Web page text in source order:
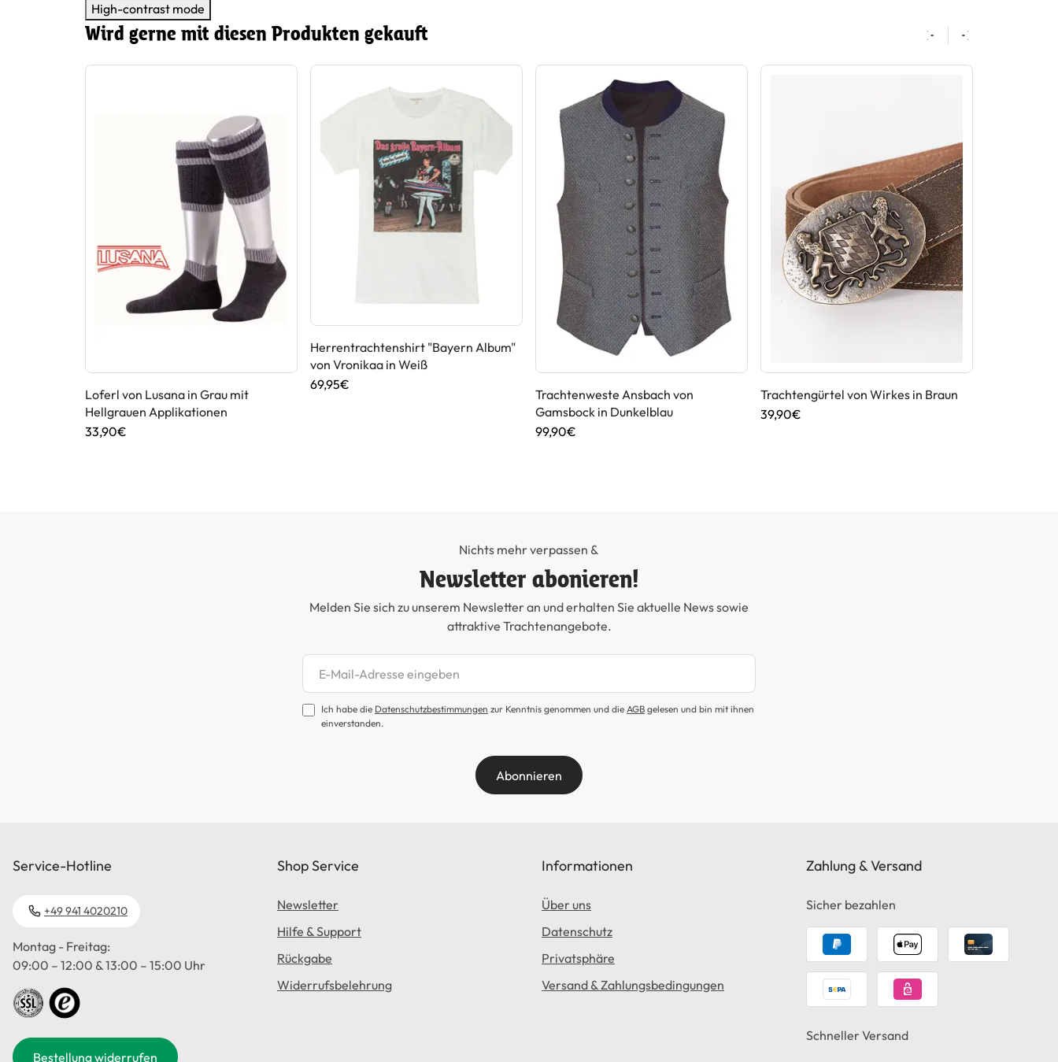
High-contrast mode
Wird gerne mit diesen Produkten gekauft
Loferl von Lusana in Grau mit
Hellgrauen Applikationen
33,90€
Herrentrachtenshirt "Bayern Album"
von Vronikaa in Weiß
69,95€
Trachtenweste Ansbach von
Gamsbock in Dunkelblau
99,90€
Trachtengürtel von Wirkes in Braun
39,90€
Nichts mehr verpassen &
Newsletter abonieren!
Melden Sie sich zu unserem Newsletter an und erhalten Sie aktuelle News sowie
attraktive Trachtenangebote.
Newsletter abonnieren
Ich habe die Datenschutzbestimmungen zur Kenntnis genommen und die AGB gelesen und bin mit ihnen
einverstanden.
Abonnieren
Service-Hotline
+49 941 4020210
Montag - Freitag:
09:00 – 12:00 & 13:00 – 15:00 Uhr
Bestellung widerrufen
Shop Service
Newsletter
Hilfe & Support
Rückgabe
Widerrufsbelehrung
Informationen
Über uns
Datenschutz
Privatsphäre
Versand & Zahlungsbedingungen
Zahlung & Versand
Sicher bezahlen
Schneller Versand